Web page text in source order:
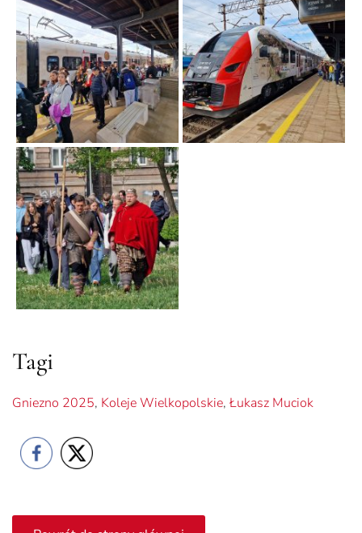
Tagi
Gniezno 2025, Koleje Wielkopolskie, Łukasz Muciok